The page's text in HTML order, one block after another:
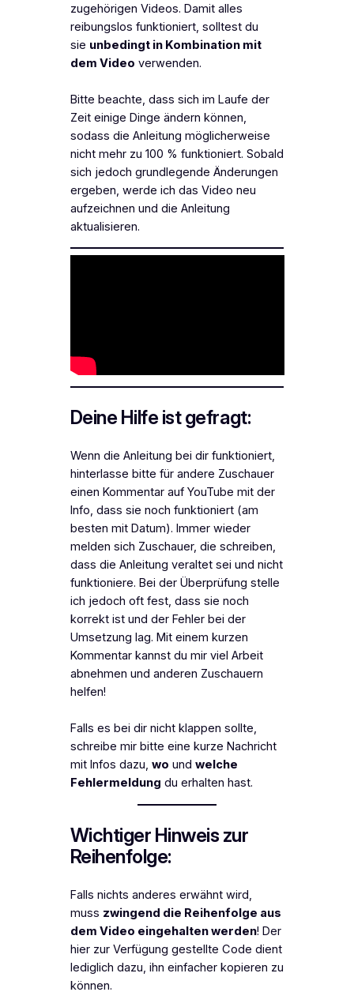
zugehörigen Videos. Damit alles
reibungslos funktioniert, solltest du
sie unbedingt in Kombination mit
dem Video verwenden.
Bitte beachte, dass sich im Laufe der
Zeit einige Dinge ändern können,
sodass die Anleitung möglicherweise
nicht mehr zu 100 % funktioniert. Sobald
sich jedoch grundlegende Änderungen
ergeben, werde ich das Video neu
aufzeichnen und die Anleitung
aktualisieren.
Deine Hilfe ist gefragt:
Wenn die Anleitung bei dir funktioniert,
hinterlasse bitte für andere Zuschauer
einen Kommentar auf YouTube mit der
Info, dass sie noch funktioniert (am
besten mit Datum). Immer wieder
melden sich Zuschauer, die schreiben,
dass die Anleitung veraltet sei und nicht
funktioniere. Bei der Überprüfung stelle
ich jedoch oft fest, dass sie noch
korrekt ist und der Fehler bei der
Umsetzung lag. Mit einem kurzen
Kommentar kannst du mir viel Arbeit
abnehmen und anderen Zuschauern
helfen!
Falls es bei dir nicht klappen sollte,
schreibe mir bitte eine kurze Nachricht
mit Infos dazu, wo und welche
Fehlermeldung du erhalten hast.
Wichtiger Hinweis zur
Reihenfolge:
Falls nichts anderes erwähnt wird,
muss zwingend die Reihenfolge aus
dem Video eingehalten werden! Der
hier zur Verfügung gestellte Code dient
lediglich dazu, ihn einfacher kopieren zu
können.